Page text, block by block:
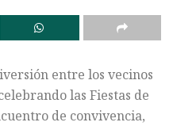
entre los vecinos
las Fiestas de
de convivencia,